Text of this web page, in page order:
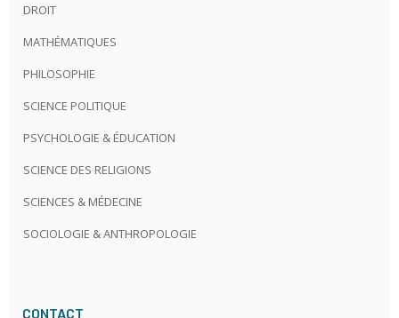
DROIT
MATHÉMATIQUES
PHILOSOPHIE
SCIENCE POLITIQUE
PSYCHOLOGIE & ÉDUCATION
SCIENCE DES RELIGIONS
SCIENCES & MÉDECINE
SOCIOLOGIE & ANTHROPOLOGIE
CONTACT